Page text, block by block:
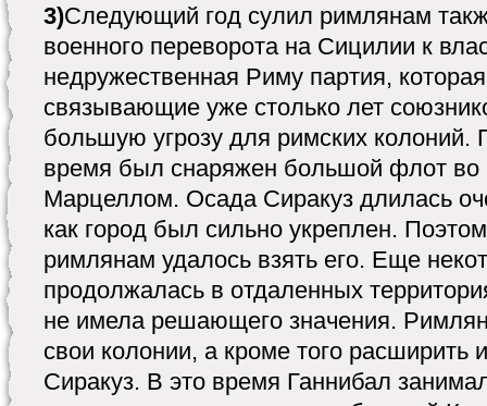
3)Следующий год сулил римлянам
военного переворота на Сицилии к
недружественная Риму партия,
связывающие уже столько лет
большую угрозу для римских колоний.
время был снаряжен большой флот во
Марцеллом. Осада Сиракуз длилась
как город был сильно укреплен.
римлянам удалось взять его. Еще
продолжалась в отдаленных
не имела решающего значения.
свои колонии, а кроме того расширить
Сиракуз. В это время Ганнибал